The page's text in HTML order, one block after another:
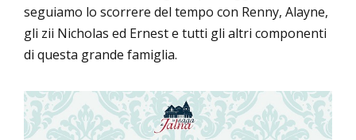
seguiamo lo scorrere del tempo con Renny, Alayne,
gli zii Nicholas ed Ernest e tutti gli altri componenti
di questa grande famiglia.